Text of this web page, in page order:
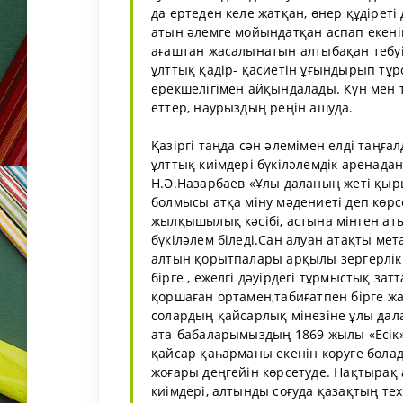
да ертеден келе жатқан, өнер
атын әлемге мойындатқан аспап
ағаштан жасалынатын алтыбақан
ұлттық қадір- қасиетін ұғындырып
ерекшелігімен айқындалады. Күн мен
еттер, наурыздың реңін ашуда.
Қазіргі таңда сән әлемімен елді
ұлттық киімдері бүкіләлемдік
Н.Ә.Назарбаев «Ұлы даланың жеті
болмысы атқа міну мәдениеті деп
жылқышылық кәсібі, астына мінген
бүкіләлем біледі.Сан алуан атақты
алтын қорытпалары арқылы
бірге , ежелгі дәуірдегі тұрмыстық
қоршаған ортамен,табиғатпен бірге
солардың қайсарлық мінезіне ұлы
ата-бабаларымыздың 1869 жылы
қайсар қаһарманы екенін көруге
жоғары деңгейін көрсетуде.
киімдері, алтынды соғуда қазақтың